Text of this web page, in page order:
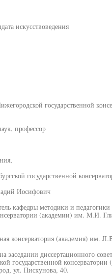
искусствоведения
государственной
профессор
государственной
Иосифович
кафедры методики и
(академии) им. М.И.
консерватория (академия) им.
заседании диссертационного
государственной консерватории
ул. Пискунова, 40.